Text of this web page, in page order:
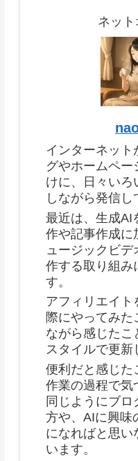
ネット
インターネット
グやホームペ
けに、日々いろ
しながら発信し
最近は、生成AI
作や記事作成に
ュージックビデ
作する取り組み
す。
アフィリエイト
際にやってみた
ながら感じたこ
スタイルで更新
便利だと感じた
作業の過程で気
同じようにブロ
方や、AIに興味
になればと思い
います。